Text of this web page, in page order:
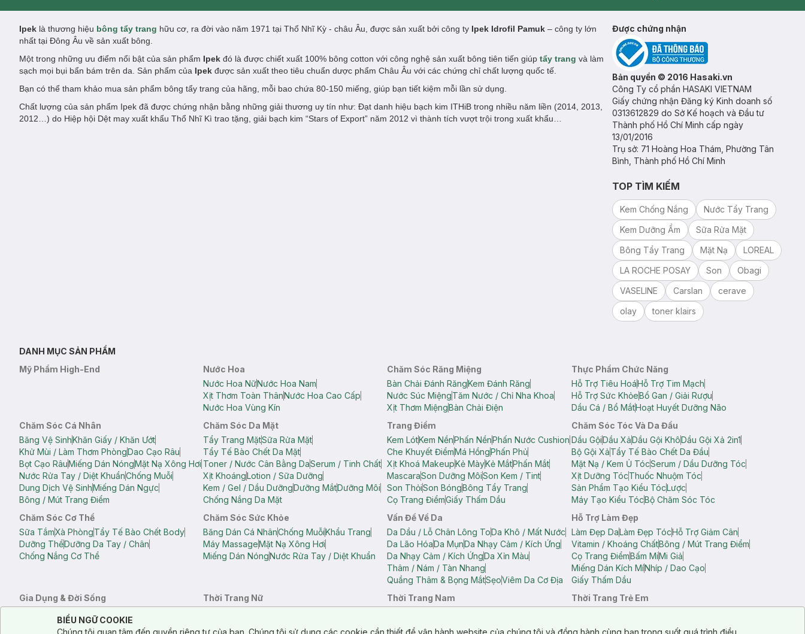
Ipek là thương hiệu bông tẩy trang hữu cơ, ra đời vào năm 1971 tại Thổ Nhĩ Kỳ - châu Âu, được sản xuất bởi công ty Ipek Idrofil Pamuk – công ty lớn
nhất tại Đông Âu về sản xuất bông.
Một trong những ưu điểm nổi bật của sản phẩm Ipek đó là được chiết xuất 100% bông cotton với công nghệ sản xuất bông tiên tiến giúp tẩy trang và làm
sạch mọi bụi bẩn bám trên da. Sản phẩm của Ipek được sản xuất theo tiêu chuẩn dược phẩm Châu Âu với các chứng chỉ chất lượng quốc tế.
Bạn có thể tham khảo mua sản phẩm bông tẩy trang của hãng, mỗi bao chứa 80-150 miếng, giúp bạn tiết kiệm mỗi lần sử dụng.
Chất lượng của sản phẩm Ipek đã được chứng nhận bằng những giải thương uy tín như: Đạt danh hiệu bạch kim ITHiB trong nhiều năm liền (2014, 2013,
2012…) do Hiệp hội Dệt may xuất khẩu Thổ Nhĩ Kì trao tặng, giải bạch kim “Stars of Export” năm 2012 vì thành tích vượt trội trong xuất khẩu…
Được chứng nhận
Bản quyền © 2016 Hasaki.vn
Công Ty cổ phần HASAKI VIETNAM
Giấy chứng nhận Đăng ký Kinh doanh số
0313612829 do Sở Kế hoạch và Đầu tư
Thành phố Hồ Chí Minh cấp ngày
13/01/2016
Trụ sở: 71 Hoàng Hoa Thám, Phường Tân
Bình, Thành phố Hồ Chí Minh
TOP TÌM KIẾM
Kem Chống Nắng
Nước Tẩy Trang
Kem Dưỡng Ẩm
Sữa Rửa Mặt
Bông Tẩy Trang
Mặt Nạ
LOREAL
LA ROCHE POSAY
Son
Obagi
VASELINE
Carslan
cerave
olay
toner klairs
DANH MỤC SẢN PHẨM
Mỹ Phẩm High-End
Nước Hoa
Nước Hoa NữNước Hoa Nam
Xịt Thơm Toàn ThânNước Hoa Cao Cấp
Nước Hoa Vùng Kín
Chăm Sóc Răng Miệng
Bàn Chải Đánh RăngKem Đánh Răng
Nước Súc MiệngTăm Nước / Chỉ Nha Khoa
Xịt Thơm MiệngBàn Chải Điện
Thực Phẩm Chức Năng
Hỗ Trợ Tiêu HoáHỗ Trợ Tim Mạch
Hỗ Trợ Sức KhỏeBổ Gan / Giải Rượu
Dầu Cá / Bổ MắtHoạt Huyết Dưỡng Não
Chăm Sóc Cá Nhân
Băng Vệ SinhKhăn Giấy / Khăn Ướt
Khử Mùi / Làm Thơm PhòngDao Cạo Râu
Bọt Cạo RâuMiếng Dán NóngMặt Nạ Xông Hơi
Nước Rửa Tay / Diệt KhuẩnChống Muỗi
Dung Dịch Vệ SinhMiếng Dán Ngực
Bông / Mút Trang Điểm
Chăm Sóc Da Mặt
Tẩy Trang MặtSữa Rửa Mặt
Tẩy Tế Bào Chết Da Mặt
Toner / Nước Cân Bằng DaSerum / Tinh Chất
Xịt KhoángLotion / Sữa Dưỡng
Kem / Gel / Dầu DưỡngDưỡng MắtDưỡng Môi
Chống Nắng Da Mặt
Trang Điểm
Kem LótKem NềnPhấn NềnPhấn Nước Cushion
Che Khuyết ĐiểmMá HồngPhấn Phủ
Xịt Khoá MakeupKẻ MàyKẻ MắtPhấn Mắt
MascaraSon Dưỡng MôiSon Kem / Tint
Son ThỏiSon BóngBông Tẩy Trang
Cọ Trang ĐiểmGiấy Thấm Dầu
Chăm Sóc Tóc Và Da Đầu
Dầu GộiDầu XảDầu Gội KhôDầu Gội Xả 2in1
Bộ Gội XảTẩy Tế Bào Chết Da Đầu
Mặt Nạ / Kem Ủ TócSerum / Dầu Dưỡng Tóc
Xịt Dưỡng TócThuốc Nhuộm Tóc
Sản Phẩm Tạo Kiểu TócLược
Máy Tạo Kiểu TócBộ Chăm Sóc Tóc
Chăm Sóc Cơ Thể
Sữa TắmXà PhòngTẩy Tế Bào Chết Body
Dưỡng ThểDưỡng Da Tay / Chân
Chống Nắng Cơ Thể
Chăm Sóc Sức Khỏe
Băng Dán Cá NhânChống MuỗiKhẩu Trang
Máy MassageMặt Nạ Xông Hơi
Miếng Dán NóngNước Rửa Tay / Diệt Khuẩn
Vấn Đề Về Da
Da Dầu / Lỗ Chân Lông ToDa Khô / Mất Nước
Da Lão HóaDa MụnDa Nhạy Cảm / Kích Ứng
Da Nhạy Cảm / Kích ỨngDa Xỉn Màu
Thâm / Nám / Tàn Nhang
Quầng Thâm & Bọng MắtSẹoViêm Da Cơ Địa
Hỗ Trợ Làm Đẹp
Làm Đẹp DaLàm Đẹp TócHỗ Trợ Giảm Cân
Vitamin / Khoáng ChấtBông / Mút Trang Điểm
Cọ Trang ĐiểmBấm MiMi Giả
Miếng Dán Kích MíNhíp / Dao Cạo
Giấy Thấm Dầu
Gia Dụng & Đời Sống
Bông Tắm / Phụ Kiện Tắm
Phụ Kiện Điện Thoại Quạt Cầm Tay / Quạt Mini
Thời Trang Nữ
Thời Trang Nam
Thời Trang Trẻ Em
Cookie Consent
Notice about cookies usage
BIỂU NGỮ COOKIE
Chúng tôi quan tâm đến quyền riêng tư của bạn. Chúng tôi sử dụng các cookie cần thiết để vận hành website của chúng tôi và đồng hành cùng bạn trong suốt quá trình điều